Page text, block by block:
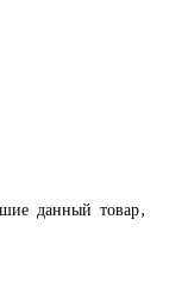
данный товар,